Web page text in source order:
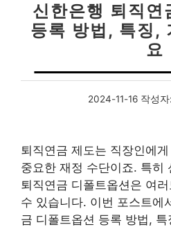
신한은행 퇴직연
등록 방법, 특징,
요
2024-11-16 작성자:
퇴직연금 제도는 직장인에
중요한 재정 수단이죠. 특히
퇴직연금 디폴트옵션은 여
수 있습니다. 이번 포스트에
금 디폴트옵션 등록 방법,